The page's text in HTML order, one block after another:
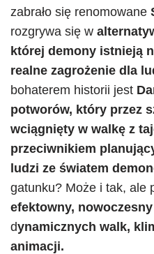
zabrało się renomowane
rozgrywa się w
której demony istnieją
realne zagrożenie dla
bohaterem historii jest
potworów, który przez
wciągnięty w walkę z
przeciwnikiem
ludzi ze światem
gatunku? Może i tak, ale
efektowny,
dynamicznych walk,
animacji.